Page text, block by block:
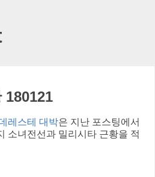
180121
레스테 대박은 지난 포스팅에서
소녀전선과 밀리시타 근황을 적